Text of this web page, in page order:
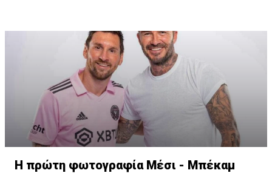
Η πρώτη φωτογραφία Μέσι - Μπέκαμ